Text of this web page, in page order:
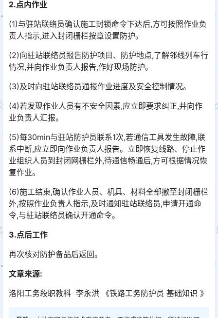
2.点内作业
(1)与驻站联络员确认施工封锁命令下达后,方可按照作业负
责人指示,进入封闭栅栏按章设置防护。
(2)向驻站联络员报告防护项目、防护地点,了解邻线列车行
情况,并向作业负责人报告,作好现场防护。
(3)及时向驻站联络员通报作业进度及安全控制情况。
(4)若发现作业人员有不安全因素,应立即要求纠正,并向作
业负责人汇报。
(5)每30min与驻站防护员联系1次,若通信工具发生故障,联
系中断,应立即向作业负责人报告。立即恢复线路、停止作
业组织人员到封闭网栅栏外,待通信畅通后,方可根据情况恢
复作业。󠅅󠅃󠄵󠅂󠄪󠇖󠆨󠆨󠇕󠆞󠆒󠅬󠇘󠆭󠆘󠇙󠆝󠅵󠇗󠆭󠆁󠄐󠇗󠅹󠅸󠇖󠆍󠅳󠇖󠅹󠅰󠇖󠆌󠅹
(6)施工结東,确认作业人员、机具、材料全部撤至封闭栅栏
外,按照作业负责人指示,及时通知驻站联络员,申请开通命
令,与驻站联络员确认开通命令。
3.点后工作
再次核对防护备品后返回。
文章来源:
洛阳工务段职教科 李永洪 《铁路工务防护员 基础知识 》